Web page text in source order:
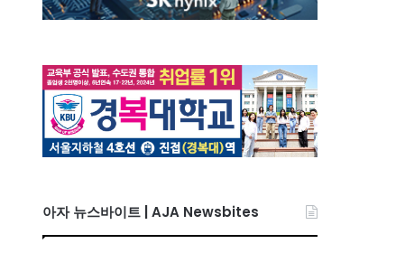
아자 뉴스바이트 | AJA Newsbites